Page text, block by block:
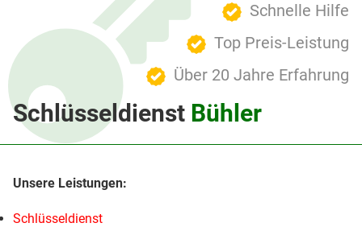
Schnelle Hilfe
Top Preis-Leistung
Über 20 Jahre Erfahrung
Schlüsseldienst Bühler
Schlüsseldienst